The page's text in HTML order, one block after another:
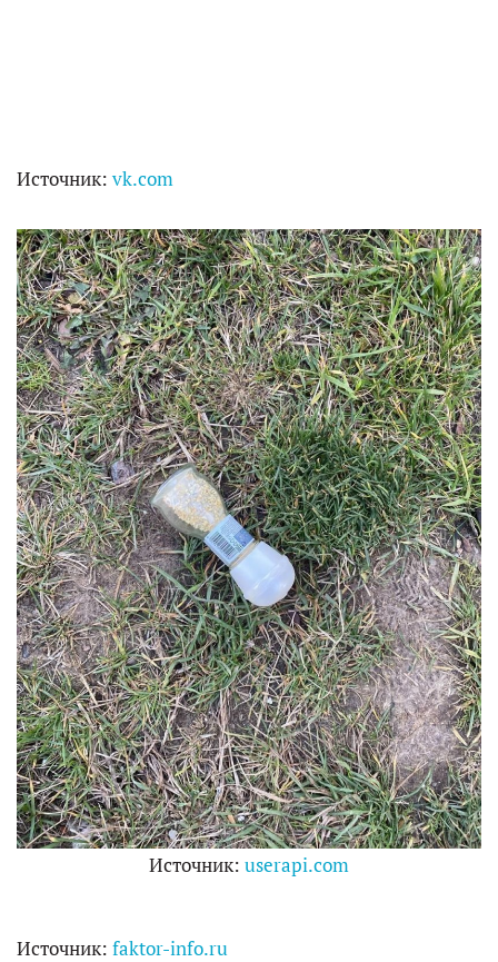
Источник: vk.com
Источник: userapi.com
Источник: faktor-info.ru